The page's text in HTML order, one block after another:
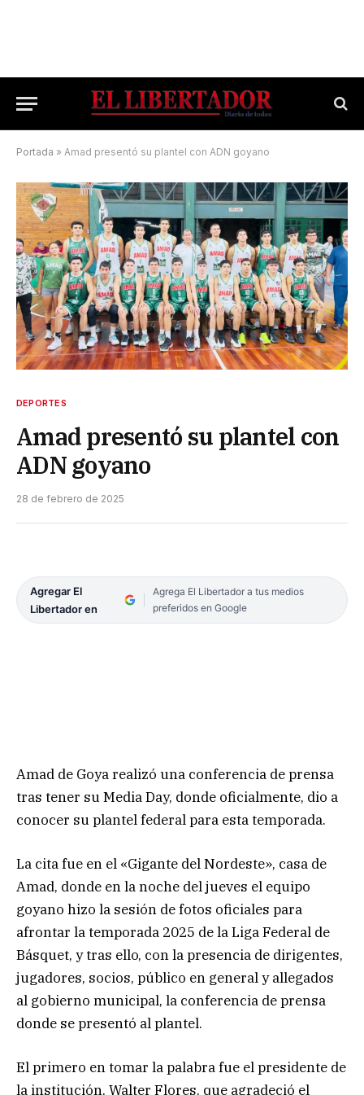
Portada » Amad presentó su plantel con ADN goyano
DEPORTES
Amad presentó su plantel con
ADN goyano
28 de febrero de 2025
Agregar El
Libertador en
Agrega El Libertador a tus medios
preferidos en Google
Amad de Goya realizó una conferencia de prensa
tras tener su Media Day, donde oficialmente, dio a
conocer su plantel federal para esta temporada.
La cita fue en el «Gigante del Nordeste», casa de
Amad, donde en la noche del jueves el equipo
goyano hizo la sesión de fotos oficiales para
afrontar la temporada 2025 de la Liga Federal de
Básquet, y tras ello, con la presencia de dirigentes,
jugadores, socios, público en general y allegados
al gobierno municipal, la conferencia de prensa
donde se presentó al plantel.
El primero en tomar la palabra fue el presidente de
la institución, Walter Flores, que agradeció el